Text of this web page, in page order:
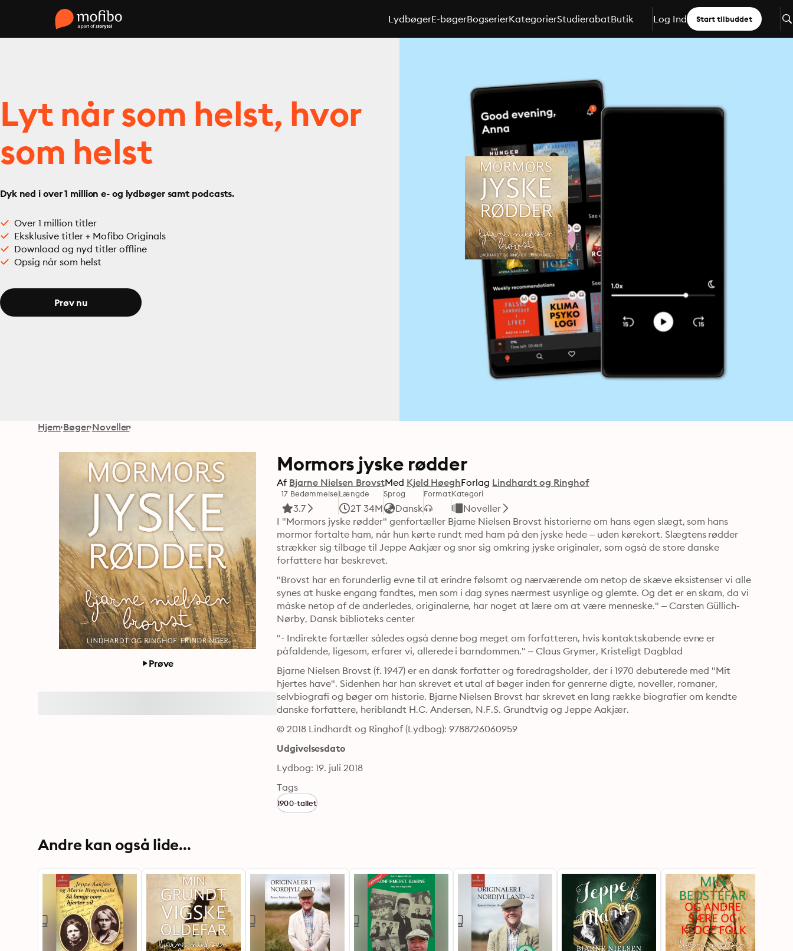
LydbøgerE-bøgerBogserierKategorierStudierabatButik Log Ind Start tilbuddet
Lyt når som helst, hvor
som helst
Dyk ned i over 1 million e- og lydbøger samt podcasts.
Over 1 million titler
Eksklusive titler + Mofibo Originals
Download og nyd titler offline
Opsig når som helst
Prøv nu
Hjem Bøger Noveller
Prøve
Mormors jyske rødder
Af Bjarne Nielsen BrovstMed Kjeld HøeghForlag Lindhardt og Ringhof
17 Bedømmelse
3.7
Længde
2T 34M
Sprog
Dansk
FormatKategori
Noveller
I "Mormors jyske rødder" genfortæller Bjarne Nielsen Brovst historierne om hans egen slægt, som hans
mormor fortalte ham, når hun kørte rundt med ham på den jyske hede – uden kørekort. Slægtens rødder
strækker sig tilbage til Jeppe Aakjær og snor sig omkring jyske originaler, som også de store danske
forfattere har beskrevet.
"Brovst har en forunderlig evne til at erindre følsomt og nærværende om netop de skæve eksistenser vi alle
synes at huske engang fandtes, men som i dag synes nærmest usynlige og glemte. Og det er en skam, da vi
måske netop af de anderledes, originalerne, har noget at lære om at være menneske." – Carsten Güllich-
Nørby, Dansk biblioteks center
"- Indirekte fortæller således også denne bog meget om forfatteren, hvis kontaktskabende evne er
påfaldende, ligesom, erfarer vi, allerede i barndommen." – Claus Grymer, Kristeligt Dagblad
Bjarne Nielsen Brovst (f. 1947) er en dansk forfatter og foredragsholder, der i 1970 debuterede med "Mit
hjertes have". Sidenhen har han skrevet et utal af bøger inden for genrerne digte, noveller, romaner,
selvbiografi og bøger om historie. Bjarne Nielsen Brovst har skrevet en lang række biografier om kendte
danske forfattere, heriblandt H.C. Andersen, N.F.S. Grundtvig og Jeppe Aakjær.
© 2018 Lindhardt og Ringhof (Lydbog): 9788726060959
Udgivelsesdato
Lydbog: 19. juli 2018
Tags
1900-tallet
Andre kan også lide...